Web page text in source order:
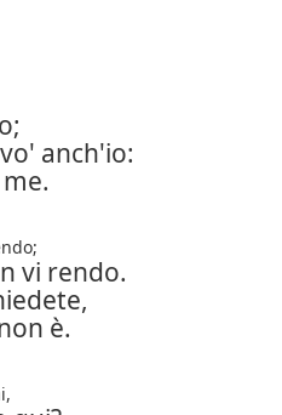
anch'io:
vi rendo.
è.